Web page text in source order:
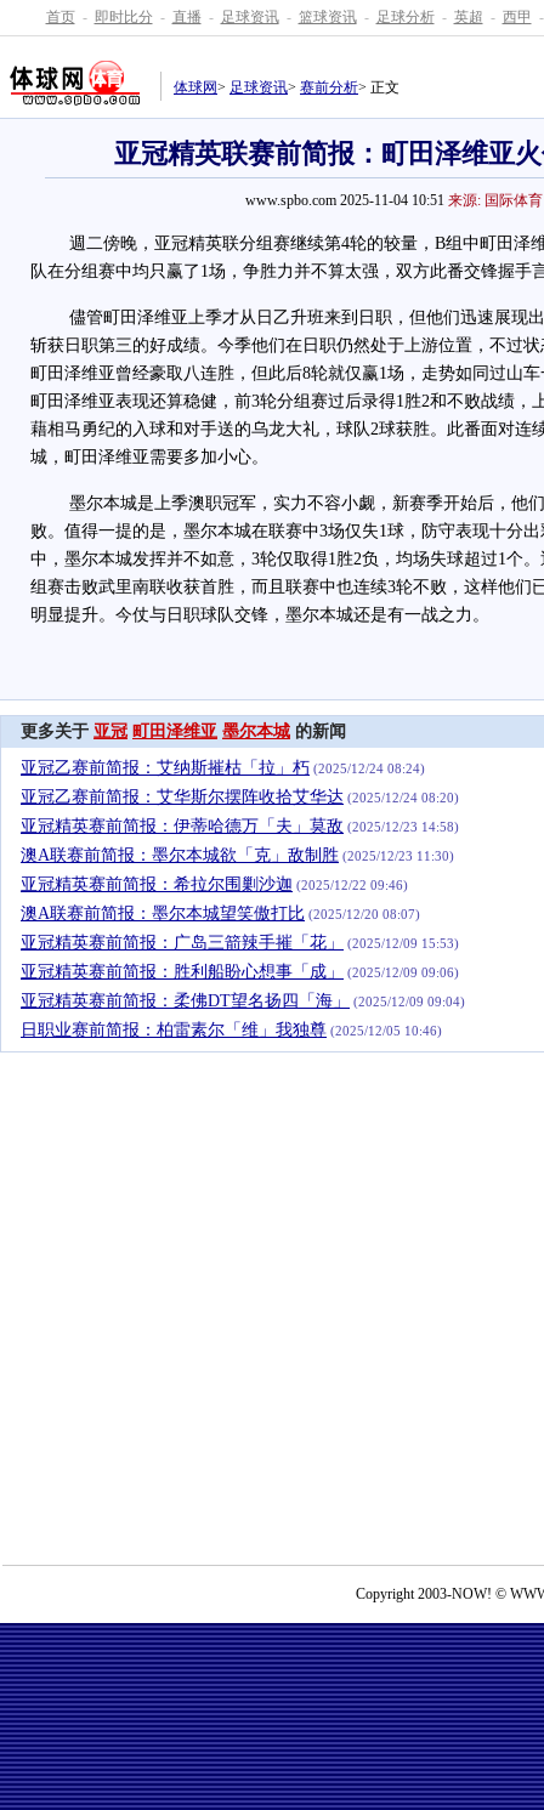
首页 - 即时比分 - 直播 - 足球资讯 - 篮球资讯 - 足球分析 - 英超 - 西甲 -
体球网> 足球资讯> 赛前分析> 正文
亚冠精英联赛前简报：町田泽维亚
www.spbo.com 2025-11-04 10:51 来源: 国际体育
週二傍晚，亚冠精英联分组赛继续第4轮的较量，B组中町田泽
队在分组赛中均只赢了1场，争胜力并不算太强，双方此番交锋握手
儘管町田泽维亚上季才从日乙升班来到日职，但他们迅速展现出
斩获日职第三的好成绩。今季他们在日职仍然处于上游位置，不过
町田泽维亚曾经豪取八连胜，但此后8轮就仅赢1场，走势如同过山
町田泽维亚表现还算稳健，前3轮分组赛过后录得1胜2和不败战绩，
藉相马勇纪的入球和对手送的乌龙大礼，球队2球获胜。此番面对连
城，町田泽维亚需要多加小心。
墨尔本城是上季澳职冠军，实力不容小觑，新赛季开始后，他们
败。值得一提的是，墨尔本城在联赛中3场仅失1球，防守表现十分
中，墨尔本城发挥并不如意，3轮仅取得1胜2负，均场失球超过1个
组赛击败武里南联收获首胜，而且联赛中也连续3轮不败，这样他们
明显提升。今仗与日职球队交锋，墨尔本城还是有一战之力。
更多关于 亚冠 町田泽维亚 墨尔本城 的新闻
亚冠乙赛前简报：艾纳斯摧枯「拉」朽 (2025/12/24 08:24)
亚冠乙赛前简报：艾华斯尔摆阵收拾艾华达 (2025/12/24 08:20)
亚冠精英赛前简报：伊蒂哈德万「夫」莫敌 (2025/12/23 14:58)
澳A联赛前简报：墨尔本城欲「克」敌制胜 (2025/12/23 11:30)
亚冠精英赛前简报：希拉尔围剿沙迦 (2025/12/22 09:46)
澳A联赛前简报：墨尔本城望笑傲打比 (2025/12/20 08:07)
亚冠精英赛前简报：广岛三箭辣手摧「花」 (2025/12/09 15:53)
亚冠精英赛前简报：胜利船盼心想事「成」 (2025/12/09 09:06)
亚冠精英赛前简报：柔佛DT望名扬四「海」 (2025/12/09 09:04)
日职业赛前简报：柏雷素尔「维」我独尊 (2025/12/05 10:46)
Copyright 2003-NOW! ©